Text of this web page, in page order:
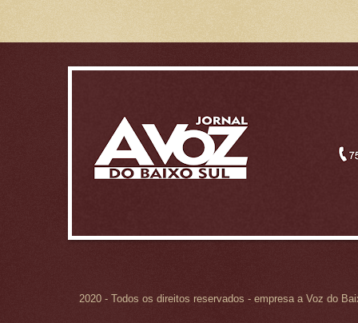
2020 - Todos os direitos reservados - empresa a Voz do